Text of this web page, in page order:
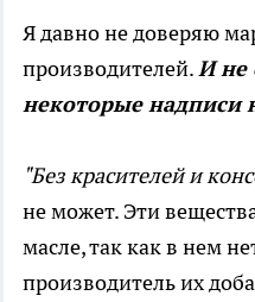
Я давно не доверяю
производителей.И не
некоторые надписи
"Без красителей и
не может. Эти
масле, так как в нем
производитель их